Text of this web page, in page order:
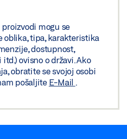
mogu se
oblika, tipa, karakteristika
dostupnost,
ovisno o državi. Ako
obratite se svojoj osobi
pošaljite E-Mail